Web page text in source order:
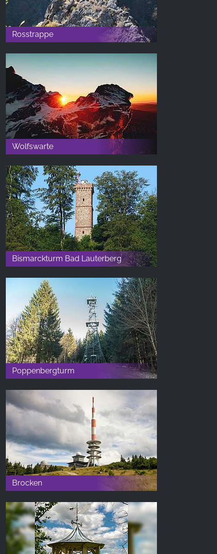
Rosstrappe
Wolfswarte
Bismarckturm Bad Lauterberg
Poppenbergturm
Brocken
Purpose:
Zbieranie statystyk dotyczących korzystania z
witryny
Cookie duration:
24 godziny - 2 lata